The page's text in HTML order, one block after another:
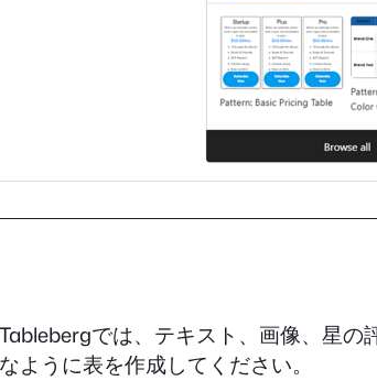
では、テキスト、画像、星
うに表を作成してください。